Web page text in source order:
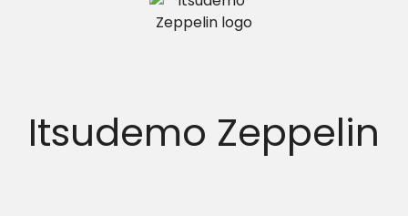
Itsudemo Zeppelin